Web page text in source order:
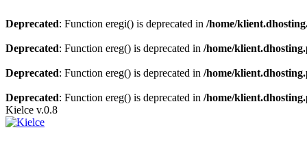
Deprecated: Function eregi() is deprecated in /home/
Deprecated: Function ereg() is deprecated in /home/
Deprecated: Function ereg() is deprecated in /home/
Deprecated: Function ereg() is deprecated in /home/
Kielce v.0.8